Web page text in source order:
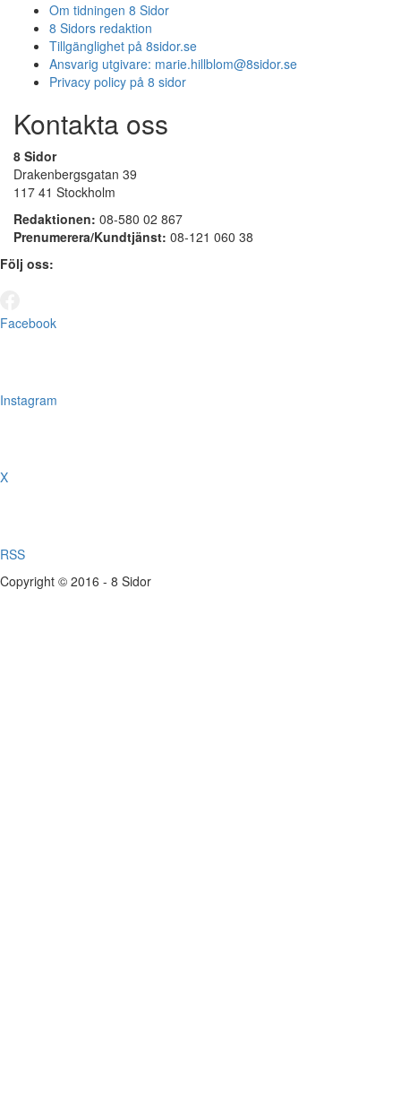
Om tidningen 8 Sidor
8 Sidors redaktion
Tillgänglighet på 8sidor.se
Ansvarig utgivare: marie.hillblom@8sidor.se
Privacy policy på 8 sidor
Kontakta oss
8 Sidor
Drakenbergsgatan 39
117 41 Stockholm
Redaktionen: 08-580 02 867
Prenumerera/Kundtjänst: 08-121 060 38
Följ oss:
Facebook
Instagram
X
RSS
Copyright © 2016 - 8 Sidor